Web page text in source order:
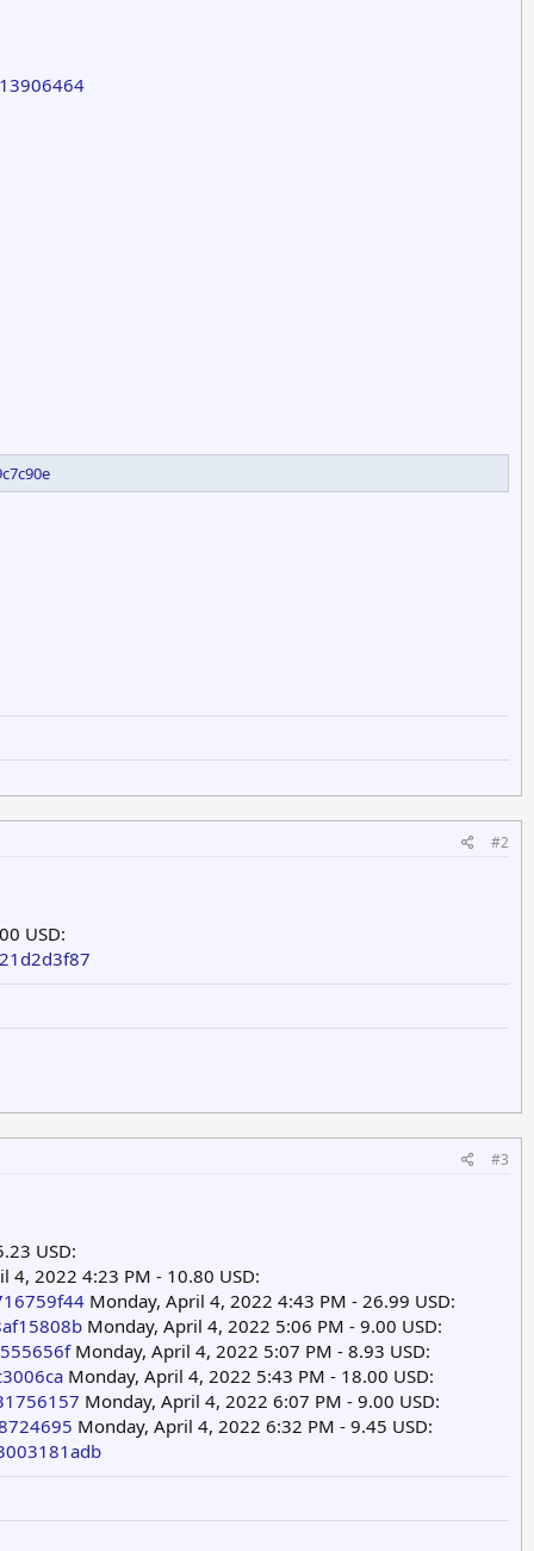
#2
USD:
#3
USD:
4, 2022 4:23 PM - 10.80 USD:
Monday, April 4, 2022 4:43 PM - 26.99 USD:
Monday, April 4, 2022 5:06 PM - 9.00 USD:
Monday, April 4, 2022 5:07 PM - 8.93 USD:
Monday, April 4, 2022 5:43 PM - 18.00 USD:
Monday, April 4, 2022 6:07 PM - 9.00 USD:
Monday, April 4, 2022 6:32 PM - 9.45 USD: